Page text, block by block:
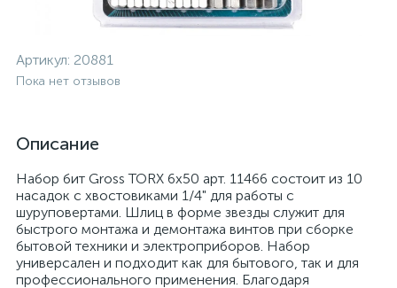
Артикул: 20881
Пока нет отзывов
Описание
Набор бит Gross TORX 6х50 арт. 11466 состоит из 10
насадок с хвостовиками 1/4" для работы с
шуруповертами. Шлиц в форме звезды служит для
быстрого монтажа и демонтажа винтов при сборке
бытовой техники и электроприборов. Набор
универсален и подходит как для бытового, так и для
профессионального применения. Благодаря